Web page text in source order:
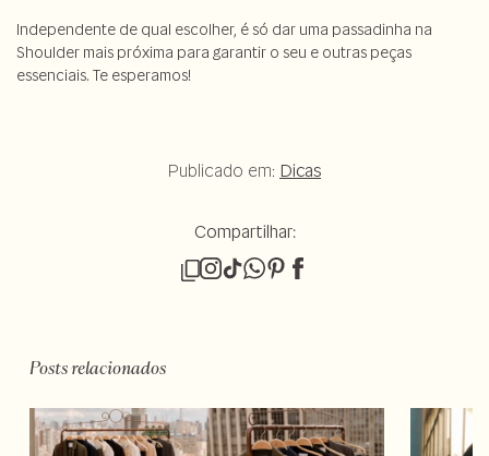
Independente de qual escolher, é só dar uma passadinha na
Shoulder mais próxima para garantir o seu e outras peças
essenciais. Te esperamos!
Publicado em: Dicas
Compartilhar:
Posts relacionados